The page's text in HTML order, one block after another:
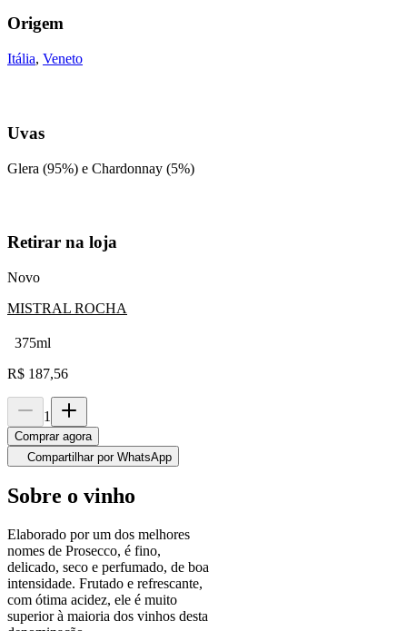
Origem
Itália, Veneto
Uvas
Glera (95%) e Chardonnay (5%)
Retirar na loja
Novo
MISTRAL ROCHA
375ml
R$ 187,56
1
Comprar agora
Compartilhar por WhatsApp
Sobre o vinho
Elaborado por um dos melhores
nomes de Prosecco, é fino,
delicado, seco e perfumado, de boa
intensidade. Frutado e refrescante,
com ótima acidez, ele é muito
superior à maioria dos vinhos desta